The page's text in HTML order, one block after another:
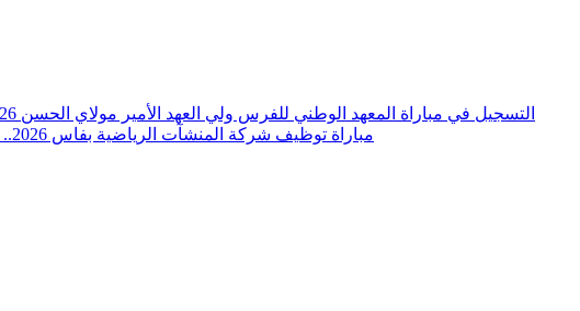
التسجيل في مباراة المعهد الوطني للفرس ولي العهد الأمير مولاي الحسن 2026 بالمغرب
مباراة توظيف شركة المنشآت الرياضية بفاس 2026.. توظيف 10 مناصب جديدة